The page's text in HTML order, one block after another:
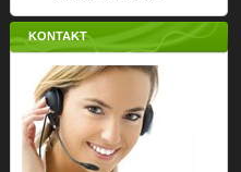
KONTAKT